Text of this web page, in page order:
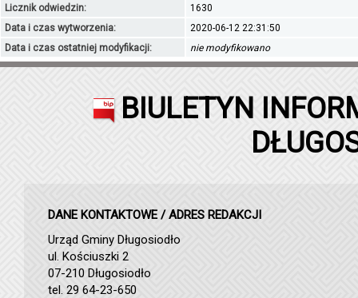
Licznik odwiedzin:
1630
Data i czas wytworzenia:
2020-06-12 22:31:50
Data i czas ostatniej modyfikacji:
nie modyfikowano
BIULETYN
DANE KONTAKTOWE / ADRES REDAKCJI
Urząd Gminy Długosiodło
ul. Kościuszki 2
07-210 Długosiodło
tel. 29 64-23-650